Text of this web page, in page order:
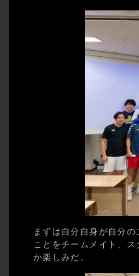
まずは自分自身が自分
ことをチームメイト、
か楽しみだ。